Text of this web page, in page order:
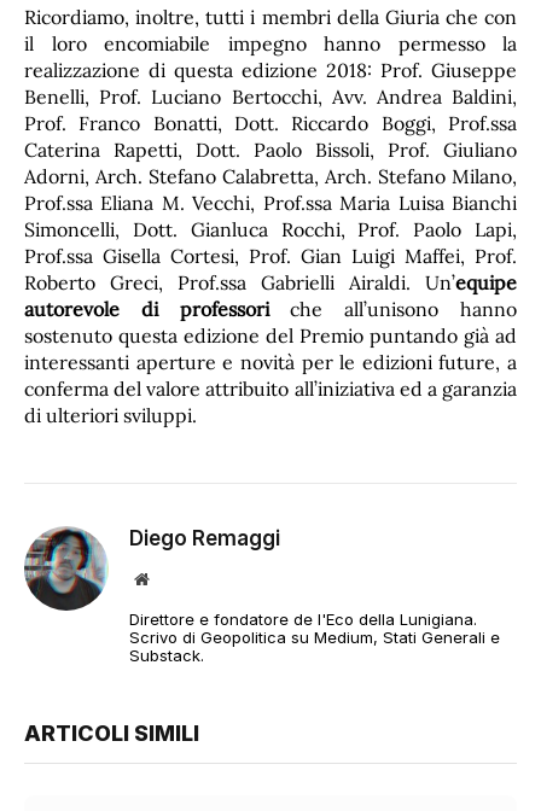
Ricordiamo, inoltre, tutti i membri della Giuria che con
il loro encomiabile impegno hanno permesso la
realizzazione di questa edizione 2018: Prof. Giuseppe
Benelli, Prof. Luciano Bertocchi, Avv. Andrea Baldini,
Prof. Franco Bonatti, Dott. Riccardo Boggi, Prof.ssa
Caterina Rapetti, Dott. Paolo Bissoli, Prof. Giuliano
Adorni, Arch. Stefano Calabretta, Arch. Stefano Milano,
Prof.ssa Eliana M. Vecchi, Prof.ssa Maria Luisa Bianchi
Simoncelli, Dott. Gianluca Rocchi, Prof. Paolo Lapi,
Prof.ssa Gisella Cortesi, Prof. Gian Luigi Maffei, Prof.
Roberto Greci, Prof.ssa Gabrielli Airaldi. Un’equipe
autorevole di professoriche all’unisono hanno
sostenuto questa edizione del Premio puntando già ad
interessanti aperture e novità per le edizioni future, a
conferma del valore attribuito all’iniziativa ed a garanzia
di ulteriori sviluppi.
Diego Remaggi
Sito
Direttore e fondatore de l'Eco della Lunigiana.
Scrivo di Geopolitica su Medium, Stati Generali e
Substack.
ARTICOLI SIMILI